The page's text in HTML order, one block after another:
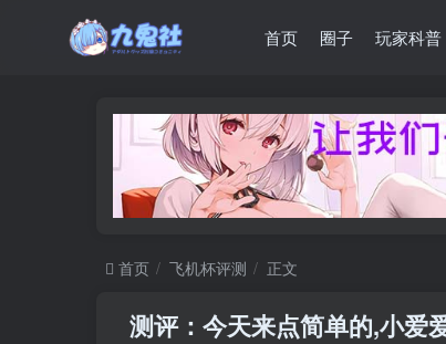
首页 圈子 玩家科普
首页 飞机杯评测 正文
测评：今天来点简单的,小爱